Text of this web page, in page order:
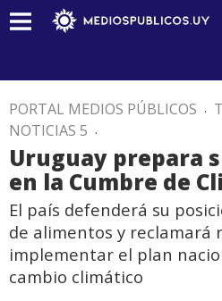
PORTAL MEDIOS PÚBLICOS .
NOTICIAS 5 .
Uruguay prepara
en la Cumbre de
El país defenderá su
de alimentos y reclamará
implementar el plan
cambio climático